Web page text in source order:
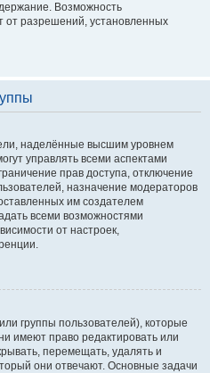
Возможность
от разрешений, установленных
наделённые высшим уровнем
управлять всеми аспектами
прав доступа, отключение
назначение модераторов
им создателем
всеми возможностями
от настроек,
группы пользователей), которые
имеют право редактировать или
перемещать, удалять и
они отвечают. Основные задачи